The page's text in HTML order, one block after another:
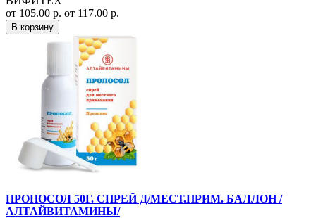
от 105.00 р. от 117.00 р.
В корзину
ПРОПОСОЛ 50Г. СПРЕЙ Д/МЕСТ.ПРИМ. БАЛЛОН /
АЛТАЙВИТАМИНЫ/